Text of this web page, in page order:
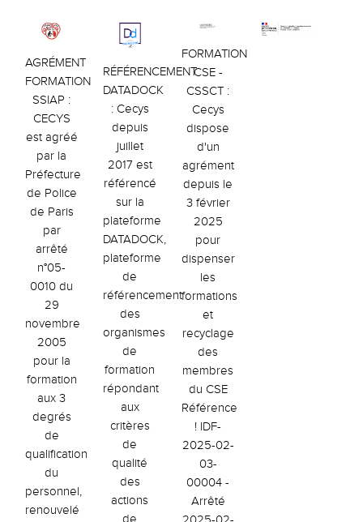
AGRÉMENT
FORMATION
SSIAP :
CECYS
est agréé
par la
Préfecture
de Police
de Paris
par
arrêté
n°05-
0010 du
29
novembre
2005
pour la
formation
aux 3
degrés
de
qualification
du
personnel,
renouvelé
RÉFÉRENCEMENT
DATADOCK
: Cecys
depuis
juillet
2017 est
référencé
sur la
plateforme
DATADOCK,
plateforme
de
référencement
des
organismes
de
formation
répondant
aux
critères
de
qualité
des
actions
de
FORMATION
CSE -
CSSCT :
Cecys
dispose
d'un
agrément
depuis le
3 février
2025
pour
dispenser
les
formations
et
recyclage
des
membres
du CSE
Référence
! IDF-
2025-02-
03-
00004 -
Arrêté